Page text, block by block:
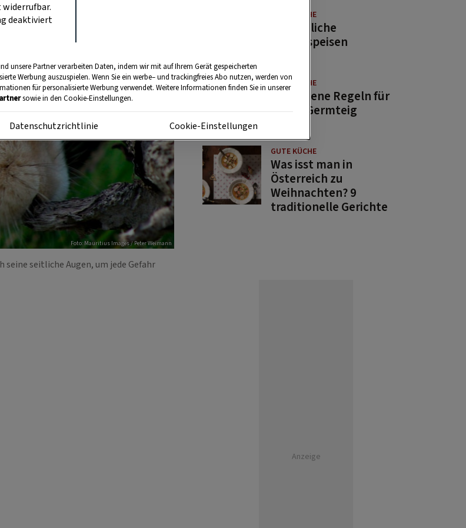
Foto: Mauritius Images / Peter Weimann
seine seitliche Augen, um jede Gefahr
GUTE KÜCHE
11 köstliche
Fastenspeisen
GUTE KÜCHE
10 goldene Regeln für
guten Germteig
GUTE KÜCHE
Was isst man in
Österreich zu
Weihnachten? 9
traditionelle Gerichte
Anzeige
deaktiviert
unsere Partner verarbeiten Daten, indem wir mit auf Ihrem Gerät gespeicherten
Werbung auszuspielen. Wenn Sie ein werbe– und trackingfreies Abo nutzen, werden von
für personalisierte Werbung verwendet. Weitere Informationen finden Sie in unserer
sowie in den Cookie-Einstellungen.
Datenschutzrichtlinie Cookie-Einstellungen